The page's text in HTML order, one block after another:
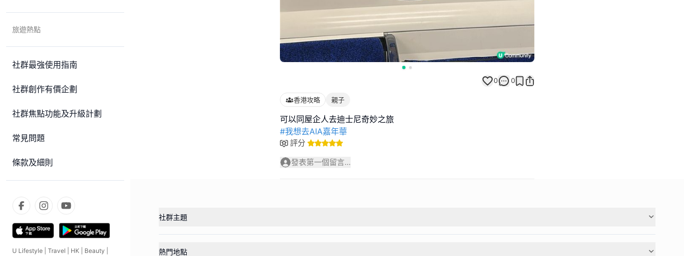
旅遊熱點
社群最強使用指南
社群創作有價企劃
社群焦點功能及升級計劃
常見問題
條款及細則
U Lifestyle Travel HK Beauty
0 0
香港攻略 親子
#我想去AIA嘉年華
評分
發表第一個留言...
社群主題
熱門地點